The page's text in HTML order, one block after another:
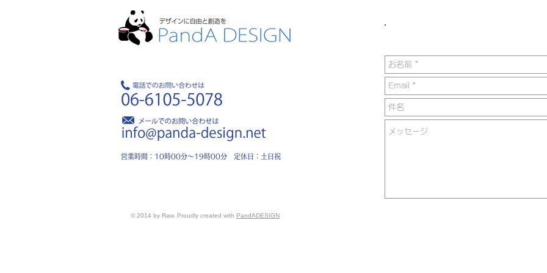
営業時間：10時00分～19時00分 定休日：土日祝
© 2014 by Raw. Proudly created with PandADESIGN